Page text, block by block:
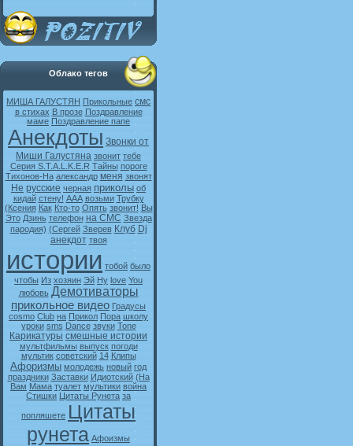
Облако тегов
МИША ГАЛУСТЯН Прикольные смс
в стихах В прозе Поздравление
маме Поздравление папе
Анекдоты Звонки от
Миши Галустяна звонит тебе
Серия S.T.A.L.K.E.R Тайны пороге
Тихонов-На александр меня звонят
Не русские черная приколы об
кидай стену! ААА возьми Трубку
(Ксения Как Кто-то Опять звонит! Вы
Это Дзинь телефон на СМС Звезда
пародия) (Сергей Зверев Клуб Dj
анекдот твоя
истории тобой было
чтобы Из хозяин Эй Ну love You
любовь Демотиваторы
прикольное видео Градусы
cosmo Club на Прикол Пора школу
уроки sms Dance звуки Tone
Карикатуры смешные истории
мультфильмы выпуск погоди
мультик советский 14 Клипы
Афоризмы молодежь новый год
праздники Заставки Идиотский (На
Вам Мама туалет мультики война
Стишки Цитаты Рунета за
попляшете Цитаты
рунета Афоизмы